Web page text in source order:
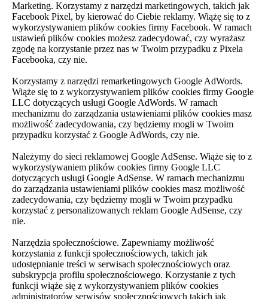
Marketing. Korzystamy z narzędzi marketingowych, takich jak
Facebook Pixel, by kierować do Ciebie reklamy. Wiążę się to z
wykorzystywaniem plików cookies firmy Facebook. W ramach
ustawień plików cookies możesz zadecydować, czy wyrażasz
zgodę na korzystanie przez nas w Twoim przypadku z Pixela
Facebooka, czy nie.
Korzystamy z narzędzi remarketingowych Google AdWords.
Wiąże się to z wykorzystywaniem plików cookies firmy Google
LLC dotyczących usługi Google AdWords. W ramach
mechanizmu do zarządzania ustawieniami plików cookies masz
możliwość zadecydowania, czy będziemy mogli w Twoim
przypadku korzystać z Google AdWords, czy nie.
Należymy do sieci reklamowej Google AdSense. Wiąże się to z
wykorzystywaniem plików cookies firmy Google LLC
dotyczących usługi Google AdSense. W ramach mechanizmu
do zarządzania ustawieniami plików cookies masz możliwość
zadecydowania, czy będziemy mogli w Twoim przypadku
korzystać z personalizowanych reklam Google AdSense, czy
nie.
Narzędzia społecznościowe. Zapewniamy możliwość
korzystania z funkcji społecznościowych, takich jak
udostępnianie treści w serwisach społecznościowych oraz
subskrypcja profilu społecznościowego. Korzystanie z tych
funkcji wiąże się z wykorzystywaniem plików cookies
administratorów serwisów społecznościowych takich jak